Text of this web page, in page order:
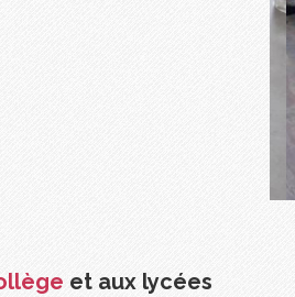
et aux lycées